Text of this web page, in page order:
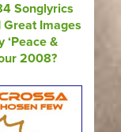
Songlyrics
Images
‘Peace &
2008?